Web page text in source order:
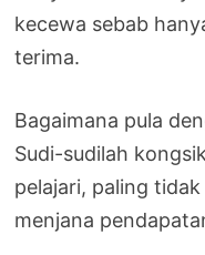
kecewa sebab
terima.
Bagaimana pula
Sudi-sudilah
pelajari, paling
menjana